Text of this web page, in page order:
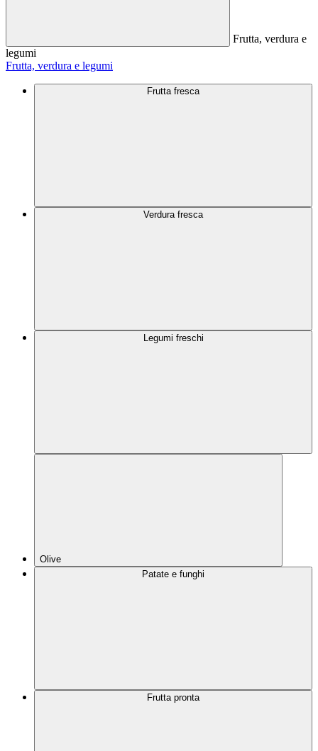
Frutta, verdura e
legumi
Frutta, verdura e legumi
Frutta fresca
Verdura fresca
Legumi freschi
Olive
Patate e funghi
Frutta pronta